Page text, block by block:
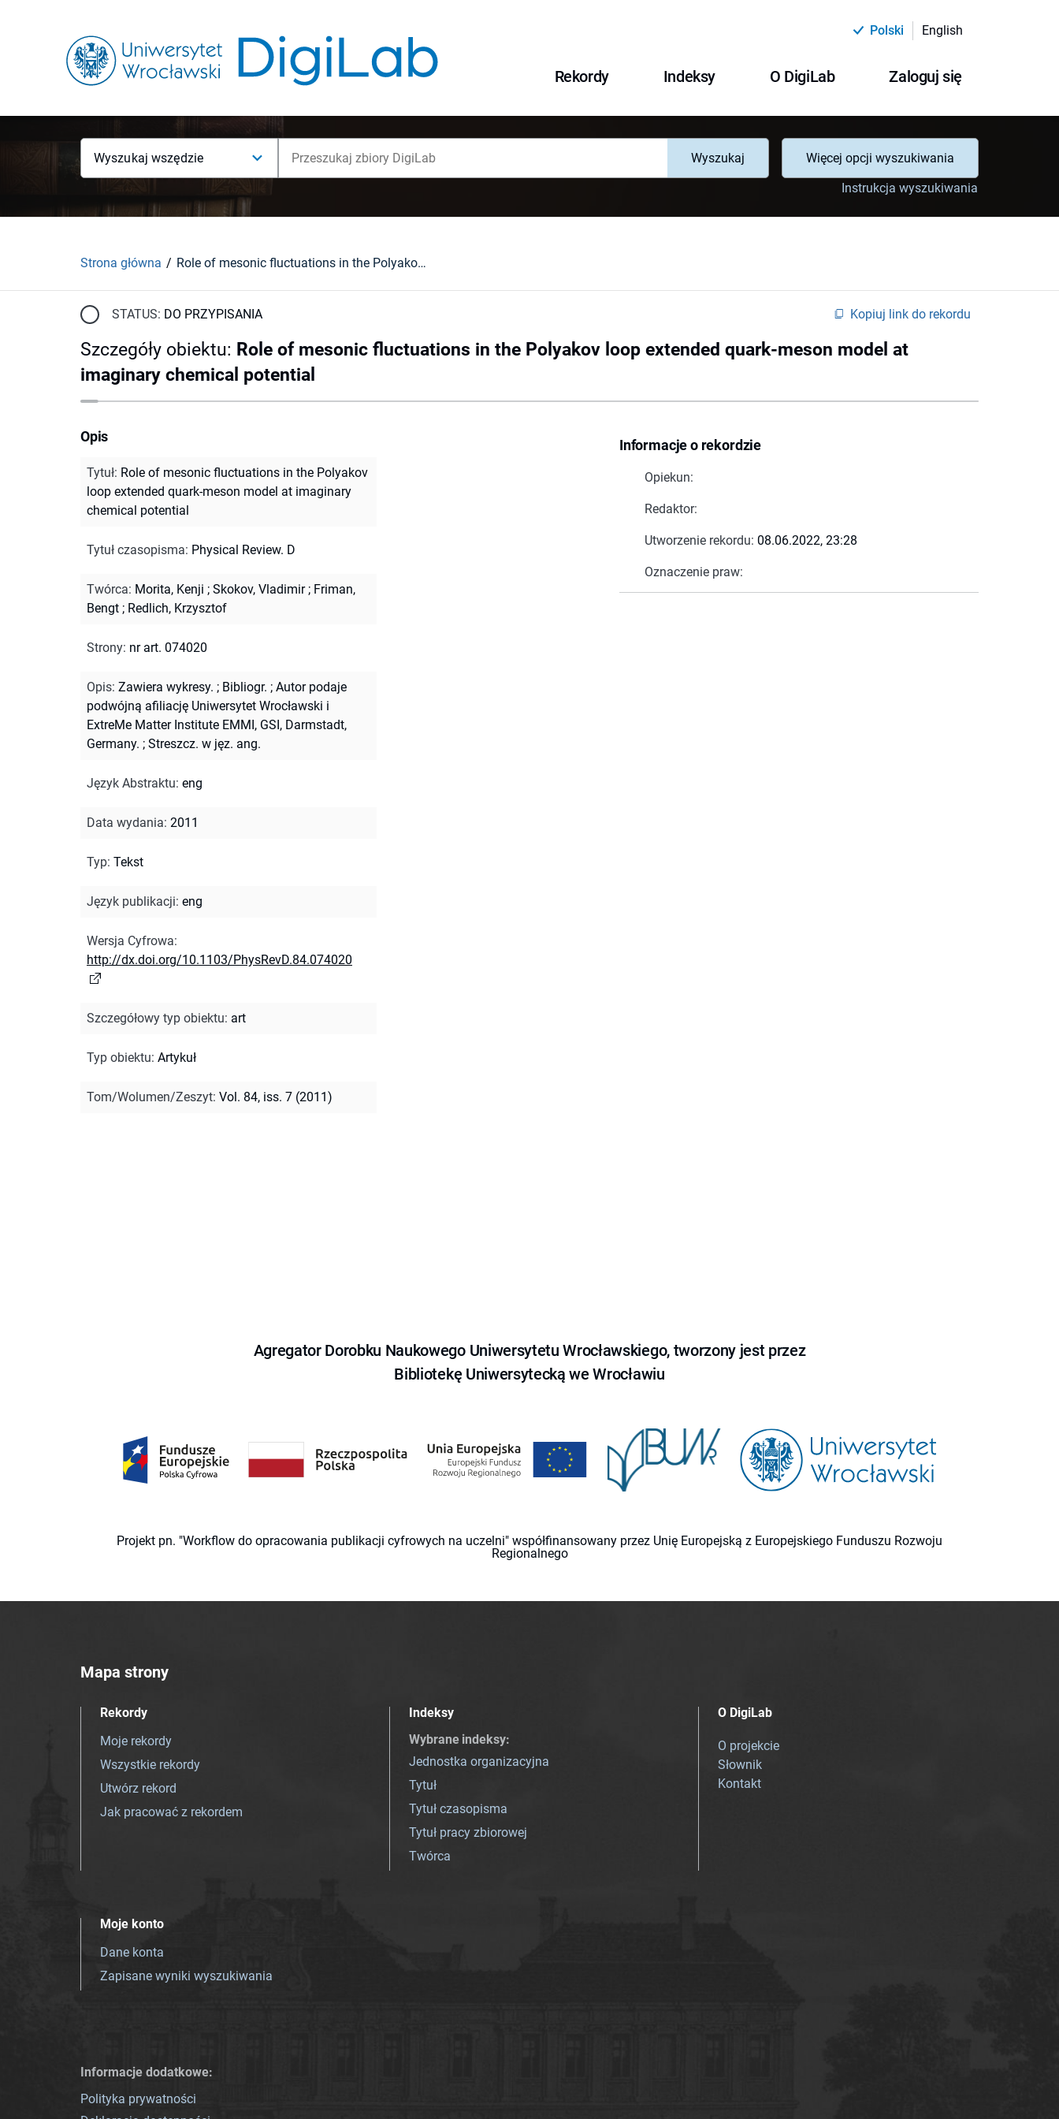
Polski English
Rekordy Indeksy O DigiLab Zaloguj się
Wyszukaj wszędzie Wyszukaj
Więcej opcji wyszukiwania
Instrukcja wyszukiwania
Strona główna Role of mesonic fluctuations in the Polyakov loop extended quark-meson model at imaginary chemical potential
STATUS: DO PRZYPISANIA Kopiuj link do rekordu
Szczegóły obiektu: Role of mesonic fluctuations in the Polyakov loop extended quark-meson model at
imaginary chemical potential
Informacje o rekordzie
Opiekun:
Redaktor:
Utworzenie rekordu: 08.06.2022, 23:28
Oznaczenie praw:
Opis
Tytuł: Role of mesonic fluctuations in the Polyakov
loop extended quark-meson model at imaginary
chemical potential
Tytuł czasopisma: Physical Review. D
Twórca: Morita, Kenji ; Skokov, Vladimir; Friman,
Bengt ; Redlich, Krzysztof
Strony: nr art. 074020
Opis: Zawiera wykresy. ; Bibliogr. ; Autor podaje
podwójną afiliację Uniwersytet Wrocławski i
ExtreMe Matter Institute EMMI, GSI, Darmstadt,
Germany. ; Streszcz. w jęz. ang.
Język Abstraktu: eng
Data wydania: 2011
Typ: Tekst
Język publikacji: eng
Wersja Cyfrowa:
http://dx.doi.org/10.1103/PhysRevD.84.074020
Szczegółowy typ obiektu: art
Typ obiektu: Artykuł
Tom/Wolumen/Zeszyt: Vol. 84, iss. 7 (2011)
Agregator Dorobku Naukowego Uniwersytetu Wrocławskiego, tworzony jest przez
Bibliotekę Uniwersytecką we Wrocławiu
Projekt pn. "Workflow do opracowania publikacji cyfrowych na uczelni" współfinansowany przez Unię Europejską z Europejskiego Funduszu Rozwoju
Regionalnego
Mapa strony
Rekordy
Moje rekordy
Wszystkie rekordy
Utwórz rekord
Jak pracować z rekordem
Indeksy
Wybrane indeksy:
Jednostka organizacyjna
Tytuł
Tytuł czasopisma
Tytuł pracy zbiorowej
Twórca
O DigiLab
O projekcie
Słownik
Kontakt
Moje konto
Dane konta
Zapisane wyniki wyszukiwania
Informacje dodatkowe:
Polityka prywatności